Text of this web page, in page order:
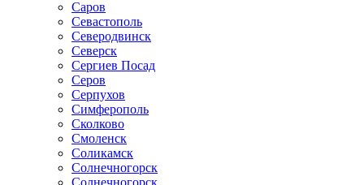
Саров
Севастополь
Северодвинск
Северск
Сергиев Посад
Серов
Серпухов
Симферополь
Сколково
Смоленск
Соликамск
Солнечногорск
Солнечногорск